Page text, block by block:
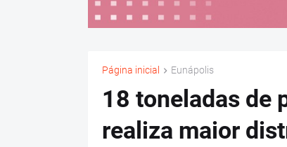
Página inicial Eunápolis
18 toneladas de
realiza maior